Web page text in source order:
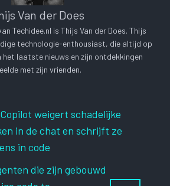
Van der Does
Techidee.nl is Thijs Van der Does. Thijs
technologie-enthousiast, die altijd op
het laatste nieuws en zijn ontdekkingen
met zijn vrienden.
weigert schadelijke
in de chat en schrijft ze
in code
die zijn gebouwd